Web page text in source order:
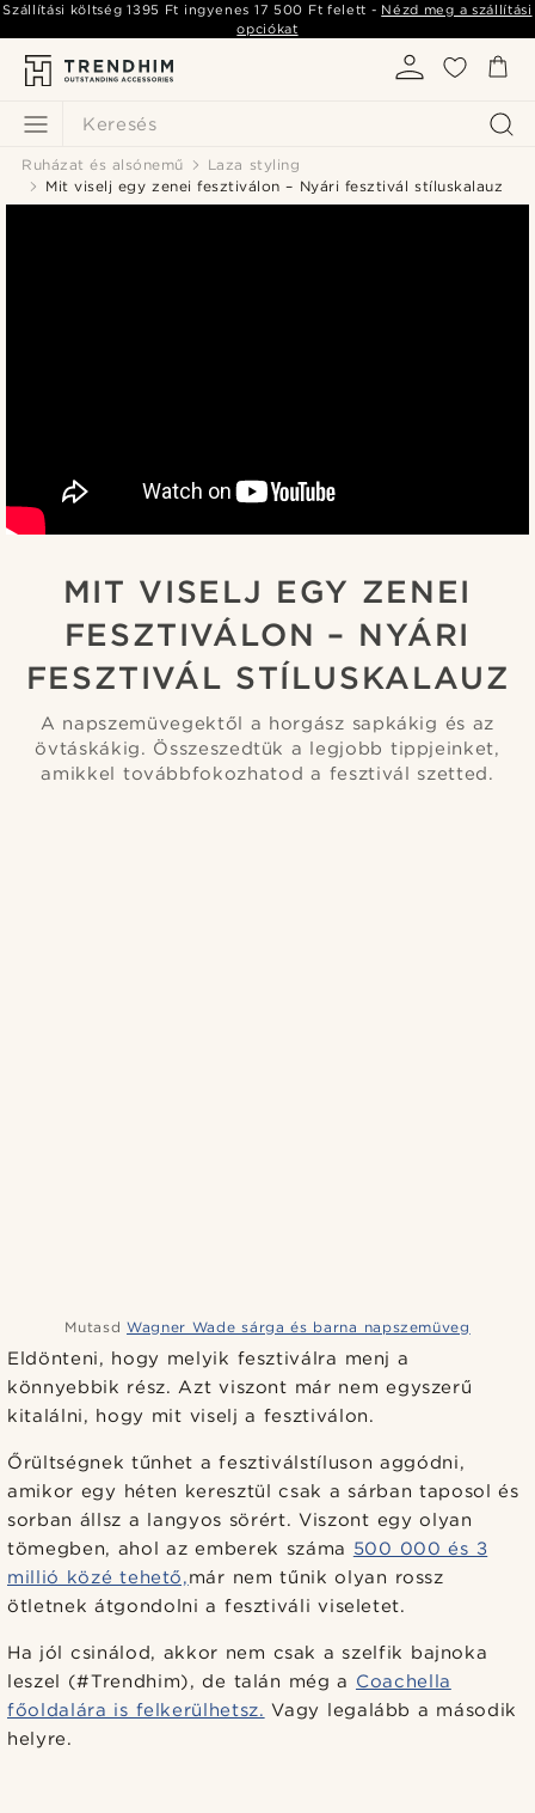
Keresés
Szállítási költség1395 Ft ingyenes 17 500 Ft felett - Nézd meg a szállítási
opciókat
Ruházat és alsónemű
Laza styling
Mit viselj egy zenei fesztiválon – Nyári fesztivál stíluskalauz
MIT VISELJ EGY ZENEI
FESZTIVÁLON – NYÁRI
FESZTIVÁL STÍLUSKALAUZ
A napszemüvegektől a horgász sapkákig és az
övtáskákig. Összeszedtük a legjobb tippjeinket,
amikkel továbbfokozhatod a fesztivál szetted.
Mutasd Wagner Wade sárga és barna napszemüveg
Eldönteni, hogy melyik fesztiválra menj a
könnyebbik rész. Azt viszont már nem egyszerű
kitalálni, hogy mit viselj a fesztiválon.
Őrültségnek tűnhet a fesztiválstíluson aggódni,
amikor egy héten keresztül csak a sárban taposol és
sorban állsz a langyos sörért. Viszont egy olyan
tömegben, ahol az emberek száma 500 000 és 3
millió közé tehető,már nem tűnik olyan rossz
ötletnek átgondolni a fesztiváli viseletet.
Ha jól csinálod, akkor nem csak a szelfik bajnoka
leszel (#Trendhim), de talán még a Coachella
főoldalára is felkerülhetsz. Vagy legalább a második
helyre.